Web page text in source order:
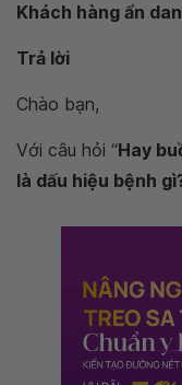
Khách hàng ẩn
Trả lời
Chào bạn,
Với câu hỏi “Hay
là dấu hiệu bệnh